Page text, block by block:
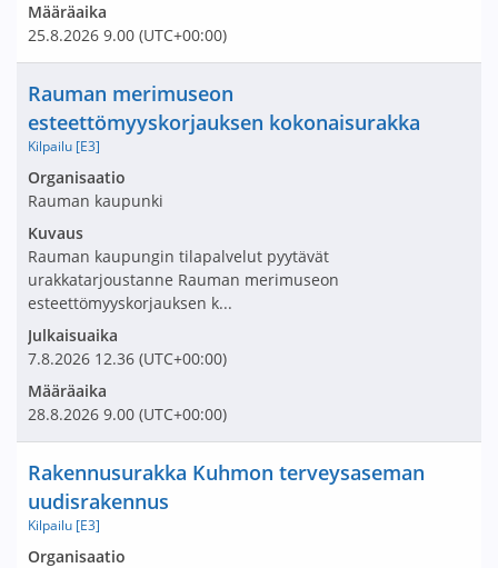
Määräaika
25.8.2026 9.00 (UTC+00:00)
Avaa tarjouspyyntö:
Organisaatio
Rauman kaupunki
Nimi ja selite
Rauman merimuseon
esteettömyyskorjauksen kokonaisurakka
Kilpailu [E3]
Kuvaus
Rauman kaupungin tilapalvelut pyytävät
urakkatarjoustanne Rauman merimuseon
esteettömyyskorjauksen k...
Julkaisuaika
7.8.2026 12.36 (UTC+00:00)
Määräaika
28.8.2026 9.00 (UTC+00:00)
Avaa tarjouspyyntö:
Organisaatio
Nimi ja selite
Rakennusurakka Kuhmon terveysaseman
uudisrakennus
Kilpailu [E3]